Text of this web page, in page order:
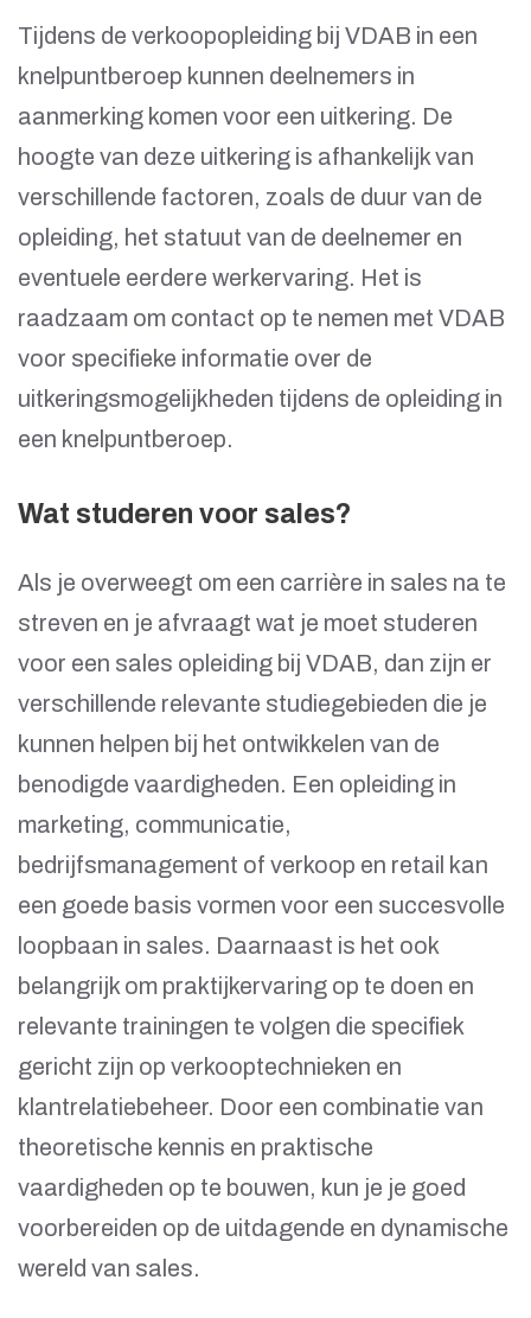
Tijdens de verkoopopleiding bij VDAB in een
knelpuntberoep kunnen deelnemers in
aanmerking komen voor een uitkering. De
hoogte van deze uitkering is afhankelijk van
verschillende factoren, zoals de duur van de
opleiding, het statuut van de deelnemer en
eventuele eerdere werkervaring. Het is
raadzaam om contact op te nemen met VDAB
voor specifieke informatie over de
uitkeringsmogelijkheden tijdens de opleiding in
een knelpuntberoep.
Wat studeren voor sales?
Als je overweegt om een carrière in sales na te
streven en je afvraagt wat je moet studeren
voor een sales opleiding bij VDAB, dan zijn er
verschillende relevante studiegebieden die je
kunnen helpen bij het ontwikkelen van de
benodigde vaardigheden. Een opleiding in
marketing, communicatie,
bedrijfsmanagement of verkoop en retail kan
een goede basis vormen voor een succesvolle
loopbaan in sales. Daarnaast is het ook
belangrijk om praktijkervaring op te doen en
relevante trainingen te volgen die specifiek
gericht zijn op verkooptechnieken en
klantrelatiebeheer. Door een combinatie van
theoretische kennis en praktische
vaardigheden op te bouwen, kun je je goed
voorbereiden op de uitdagende en dynamische
wereld van sales.